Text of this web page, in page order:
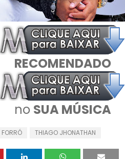
RECOMENDADO
no SUA MÚSICA
THIAGO JHONATHAN